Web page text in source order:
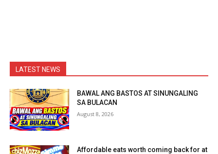
LATEST NEWS
BAWAL ANG BASTOS AT SINUNGALING
SA BULACAN
August 8, 2026
Affordable eats worth coming back for at